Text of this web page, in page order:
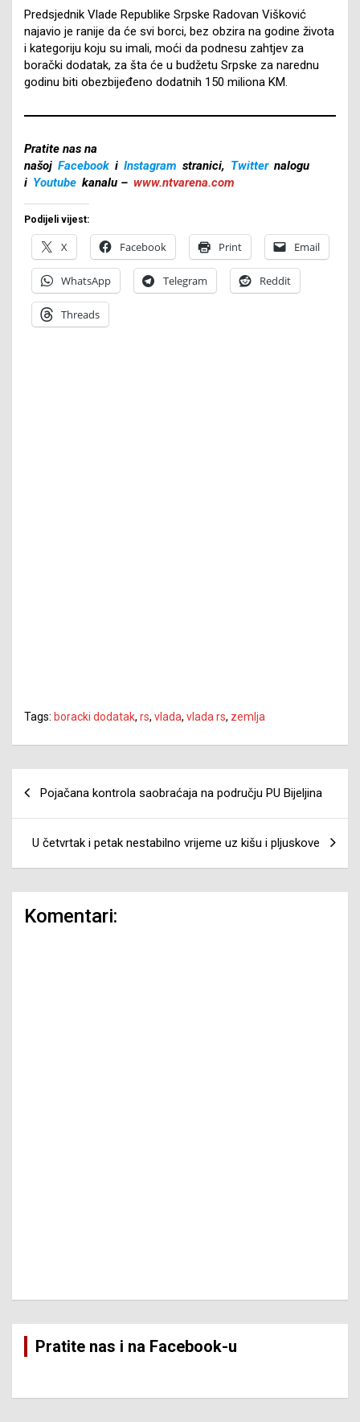
Predsjednik Vlade Republike Srpske Radovan Višković
najavio je ranije da će svi borci, bez obzira na godine života
i kategoriju koju su imali, moći da podnesu zahtjev za
borački dodatak, za šta će u budžetu Srpske za narednu
godinu biti obezbijeđeno dodatnih 150 miliona KM.
Pratite nas na
našoj Facebook i Instagram stranici, Twitter nalogu
i Youtube kanalu – www.ntvarena.com
Podijeli vijest:
X Facebook Print Email
WhatsApp Telegram Reddit
Threads
Tags: boracki dodatak, rs, vlada, vlada rs, zemlja
članaka
Pojačana kontrola saobraćaja na području PU Bijeljina
U četvrtak i petak nestabilno vrijeme uz kišu i pljuskove
Komentari:
Pratite nas i na Facebook-u